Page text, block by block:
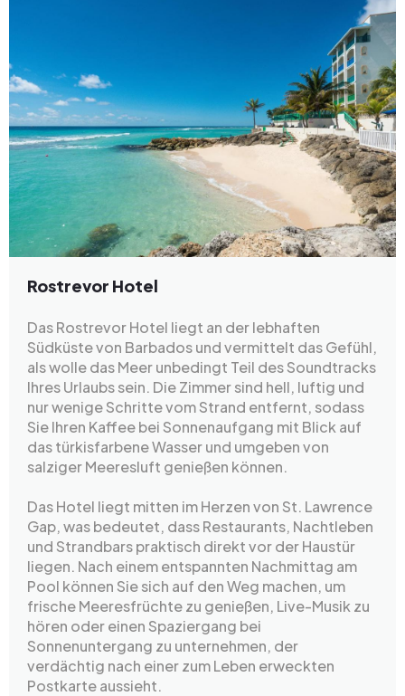
Rostrevor Hotel
Das Rostrevor Hotel liegt an der lebhaften
Südküste von Barbados und vermittelt das Gefühl,
als wolle das Meer unbedingt Teil des Soundtracks
Ihres Urlaubs sein. Die Zimmer sind hell, luftig und
nur wenige Schritte vom Strand entfernt, sodass
Sie Ihren Kaffee bei Sonnenaufgang mit Blick auf
das türkisfarbene Wasser und umgeben von
salziger Meeresluft genießen können.
Das Hotel liegt mitten im Herzen von St. Lawrence
Gap, was bedeutet, dass Restaurants, Nachtleben
und Strandbars praktisch direkt vor der Haustür
liegen. Nach einem entspannten Nachmittag am
Pool können Sie sich auf den Weg machen, um
frische Meeresfrüchte zu genießen, Live-Musik zu
hören oder einen Spaziergang bei
Sonnenuntergang zu unternehmen, der
verdächtig nach einer zum Leben erweckten
Postkarte aussieht.